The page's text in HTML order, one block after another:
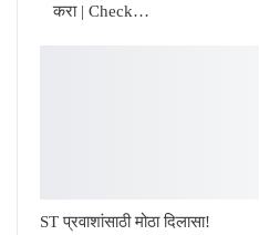
करा | Check…
ST प्रवाशांसाठी मोठा दिलासा!